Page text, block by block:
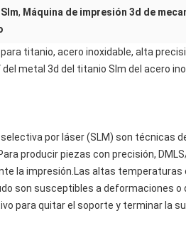
, Máquina de impresión 3d de
titanio, acero inoxidable, alta
metal 3d del titanio Slm del acero
por láser (SLM) son técnicas
producir piezas con precisión,
la impresión.Las altas temperaturas
son susceptibles a deformaciones
para quitar el soporte y terminar la